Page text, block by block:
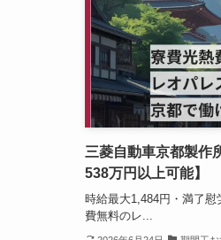
三菱自動車京都製作
538万円以上可能】
時給最大1,484円・満了
費無料のレ...